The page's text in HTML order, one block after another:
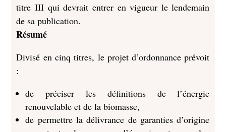
titre III qui devrait entrer en vigueur le lendemain
de sa publication.
Résumé
Divisé en cinq titres, le projet d’ordonnance prévoit
:
de préciser les définitions de l’énergie
renouvelable et de la biomasse,
de permettre la délivrance de garanties d’origine